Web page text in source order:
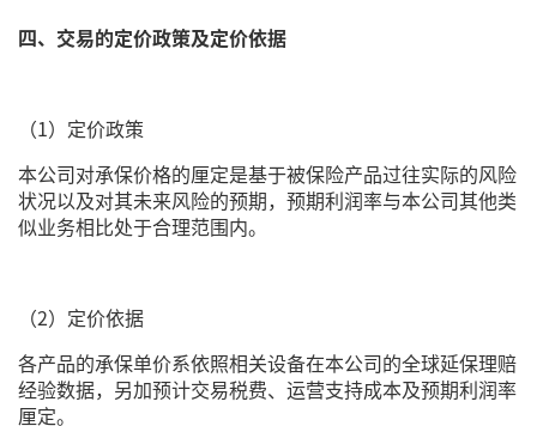
四、交易的定价政策及定价依据
（1）定价政策
本公司对承保价格的厘定是基于被保险产品过往实际的风险
状况以及对其未来风险的预期，预期利润率与本公司其他类
似业务相比处于合理范围内。
（2）定价依据
各产品的承保单价系依照相关设备在本公司的全球延保理赔
经验数据，另加预计交易税费、运营支持成本及预期利润率
厘定。